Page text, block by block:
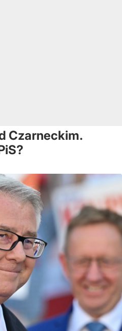
Czarneckim.